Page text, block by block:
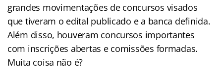
grandes movimentações de concursos visados
que tiveram o edital publicado e a banca definida.
Além disso, houveram concursos importantes
com inscrições abertas e comissões formadas.
Muita coisa não é?